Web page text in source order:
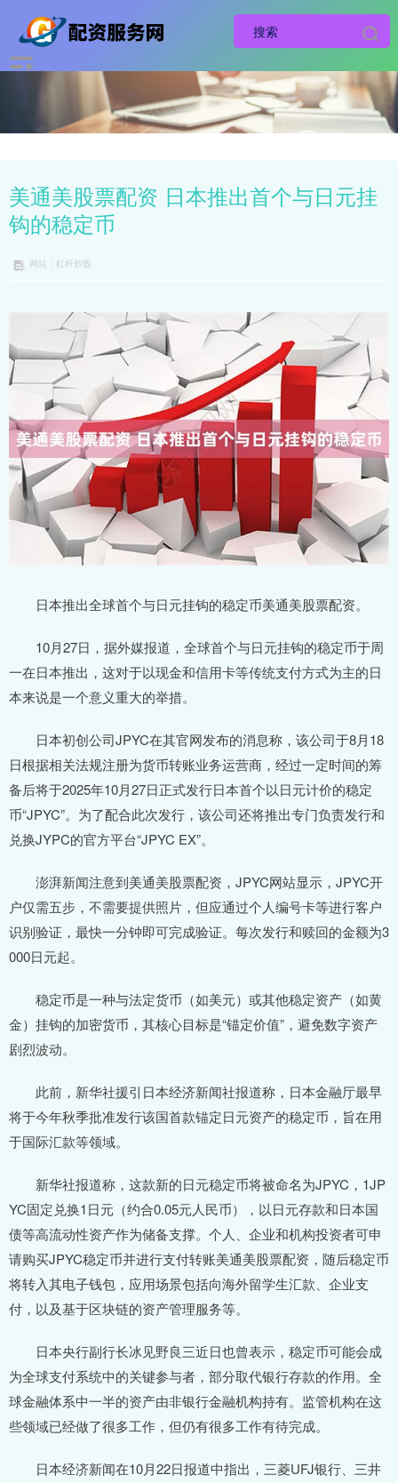
美通美股票配资 日本推出首个与日元挂
钩的稳定币
网站：杠杆炒股
日本推出全球首个与日元挂钩的稳定币美通美股票配资。
10月27日，据外媒报道，全球首个与日元挂钩的稳定币于周
一在日本推出，这对于以现金和信用卡等传统支付方式为主的日
本来说是一个意义重大的举措。
日本初创公司JPYC在其官网发布的消息称，该公司于8月18
日根据相关法规注册为货币转账业务运营商，经过一定时间的筹
备后将于2025年10月27日正式发行日本首个以日元计价的稳定
币“JPYC”。为了配合此次发行，该公司还将推出专门负责发行和
兑换JYPC的官方平台“JPYC EX”。
澎湃新闻注意到美通美股票配资，JPYC网站显示，JPYC开
户仅需五步，不需要提供照片，但应通过个人编号卡等进行客户
识别验证，最快一分钟即可完成验证。每次发行和赎回的金额为3
000日元起。
稳定币是一种与法定货币（如美元）或其他稳定资产（如黄
金）挂钩的加密货币，其核心目标是“锚定价值”，避免数字资产
剧烈波动。
此前，新华社援引日本经济新闻社报道称，日本金融厅最早
将于今年秋季批准发行该国首款锚定日元资产的稳定币，旨在用
于国际汇款等领域。
新华社报道称，这款新的日元稳定币将被命名为JPYC，1JP
YC固定兑换1日元（约合0.05元人民币），以日元存款和日本国
债等高流动性资产作为储备支撑。个人、企业和机构投资者可申
请购买JPYC稳定币并进行支付转账美通美股票配资，随后稳定币
将转入其电子钱包，应用场景包括向海外留学生汇款、企业支
付，以及基于区块链的资产管理服务等。
日本央行副行长冰见野良三近日也曾表示，稳定币可能会成
为全球支付系统中的关键参与者，部分取代银行存款的作用。全
球金融体系中一半的资产由非银行金融机构持有。监管机构在这
些领域已经做了很多工作，但仍有很多工作有待完成。
日本经济新闻在10月22日报道中指出，三菱UFJ银行、三井